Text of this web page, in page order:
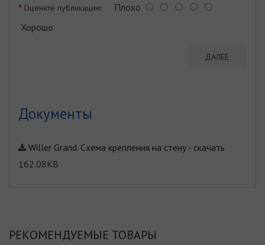
Оцените публикацию: Плохо
Хорошо
ДАЛЕЕ
Документы
Willer Grand. Схема крепления на стену - скачать
162.08KB
РЕКОМЕНДУЕМЫЕ ТОВАРЫ